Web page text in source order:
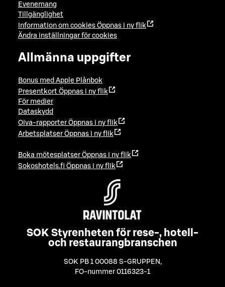
Evenemang
Tillgänglighet
Information om cookies Öppnas i ny flik
Ändra inställningar för cookies
Allmänna uppgifter
Bonus med Apple Plånbok
Presentkort Öppnas i ny flik
För medier
Dataskydd
Oiva-rapporter Öppnas i ny flik
Arbetsplatser Öppnas i ny flik
Boka mötesplatser Öppnas i ny flik
Sokoshotels.fi Öppnas i ny flik
SOK Styrenheten för rese-, hotell-
och restaurangbranschen
SOK PB 1 00088 S-GRUPPEN ,
FO-nummer 0116323-1